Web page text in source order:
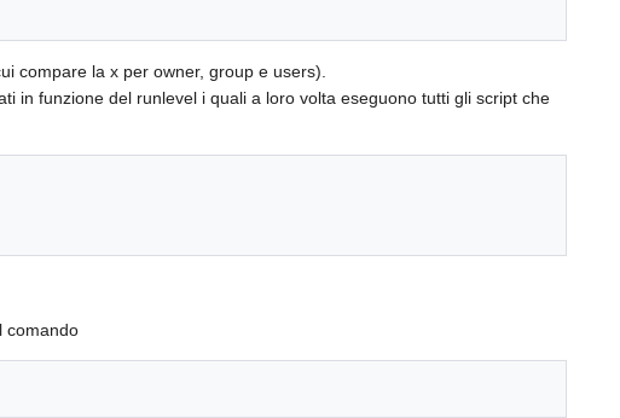
compare la x per owner, group e users).
in funzione del runlevel i quali a loro volta eseguono tutti gli script che
comando